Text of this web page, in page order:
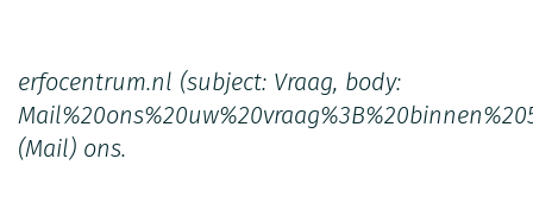
erfocentrum.nl (subject: Vraag, body:
(Mail) ons.